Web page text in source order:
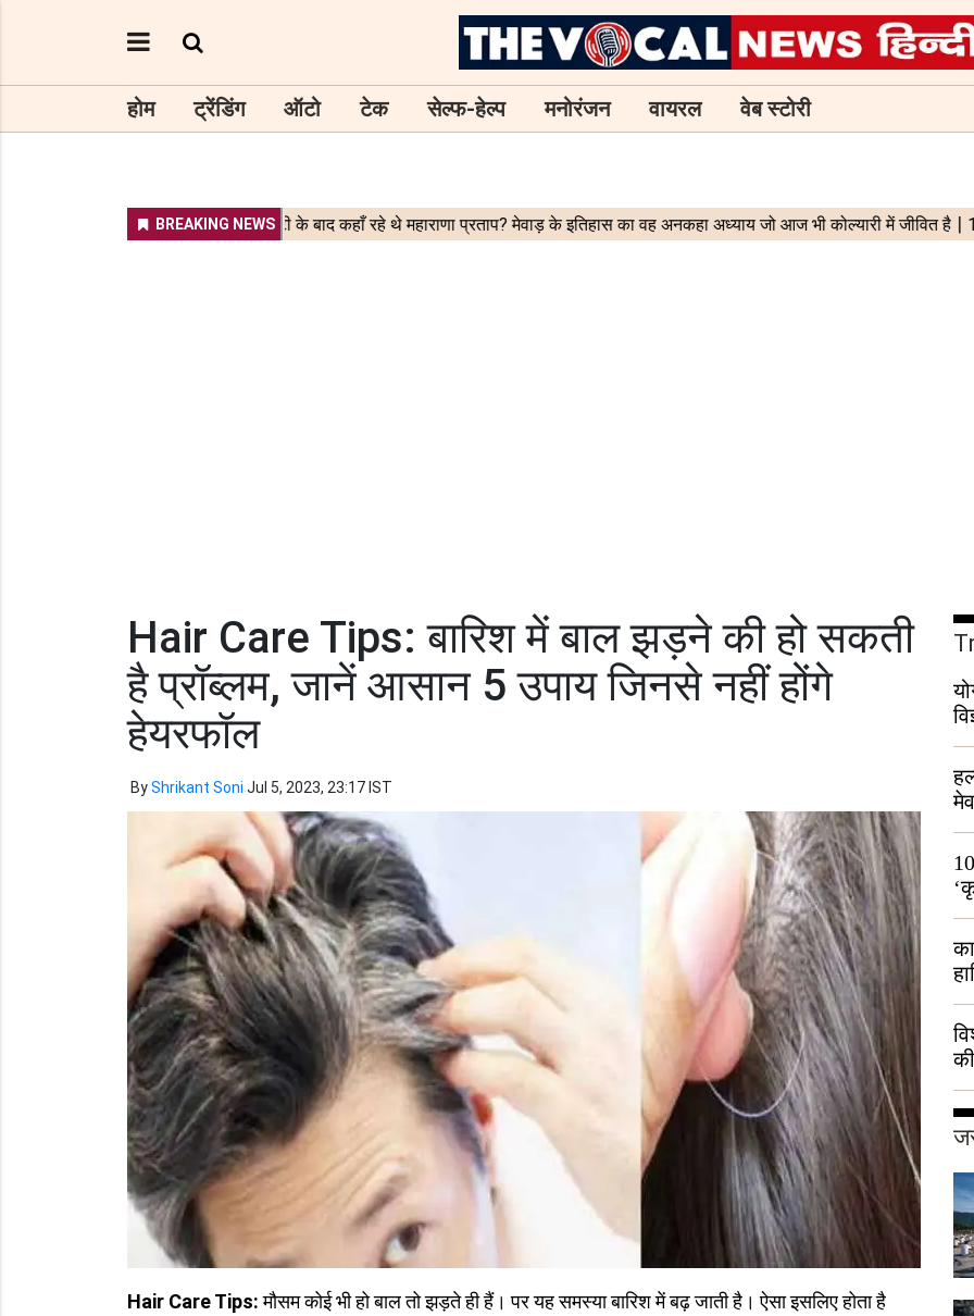
होम ट्रेंडिंग ऑटो टेक सेल्फ-हेल्प मनोरंजन वायरल वेब स्टोरी
Hair Care Tips: बारिश में बाल झड़ने की हो सकती
है प्रॉब्लम, जानें आसान 5 उपाय जिनसे नहीं होंगे
हेयरफॉल
ByShrikant Soni Jul 5, 2023, 23:17 IST
Hair Care Tips:मौसम कोई भी हो बाल तो झड़ते ही हैं। पर यह समस्या बारिश में बढ़ जाती है। ऐसा इसलिए होता है
हुई